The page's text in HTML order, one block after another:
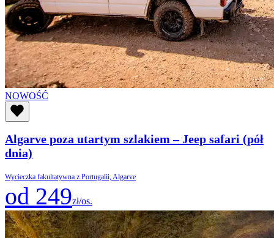
NOWOŚĆ
Algarve poza utartym szlakiem – Jeep safari (pół
dnia)
Wycieczka fakultatywna z Portugalii, Algarve
od 249zł/os.